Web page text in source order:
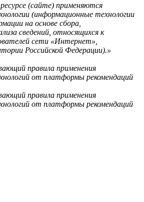
(сайте) применяются
(информационные технологии
на основе сбора,
сведений, относящихся к
сети «Интернет»,
Российской Федерации).»
правила применения
от платформы рекомендаций
правила применения
от платформы рекомендаций